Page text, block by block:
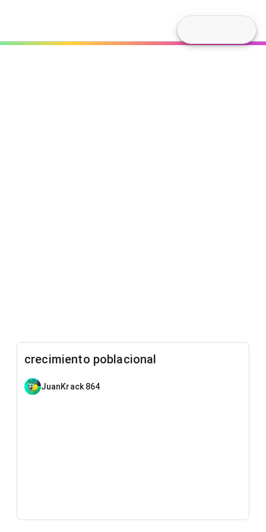
crecimiento poblacional
JuanKrack 864